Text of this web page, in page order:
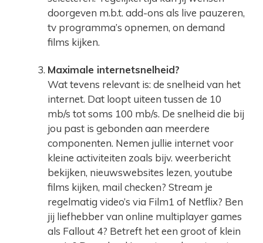
doorgeven m.b.t. add-ons als live pauzeren,
tv programma’s opnemen, on demand
films kijken.
Maximale internetsnelheid?
Wat tevens relevant is: de snelheid van het
internet. Dat loopt uiteen tussen de 10
mb/s tot soms 100 mb/s. De snelheid die bij
jou past is gebonden aan meerdere
componenten. Nemen jullie internet voor
kleine activiteiten zoals bijv. weerbericht
bekijken, nieuwswebsites lezen, youtube
films kijken, mail checken? Stream je
regelmatig video’s via Film1 of Netflix? Ben
jij liefhebber van online multiplayer games
als Fallout 4? Betreft het een groot of klein